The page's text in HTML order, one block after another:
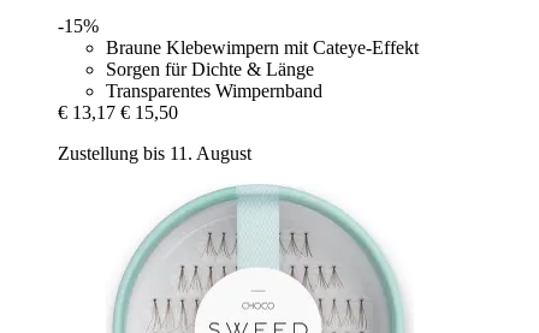
-15%
Braune Klebewimpern mit Cateye-Effekt
Sorgen für Dichte & Länge
Transparentes Wimpernband
€ 13,17 € 15,50
Zustellung bis 11. August